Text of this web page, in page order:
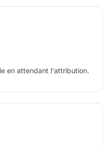
en attendant l'attribution.